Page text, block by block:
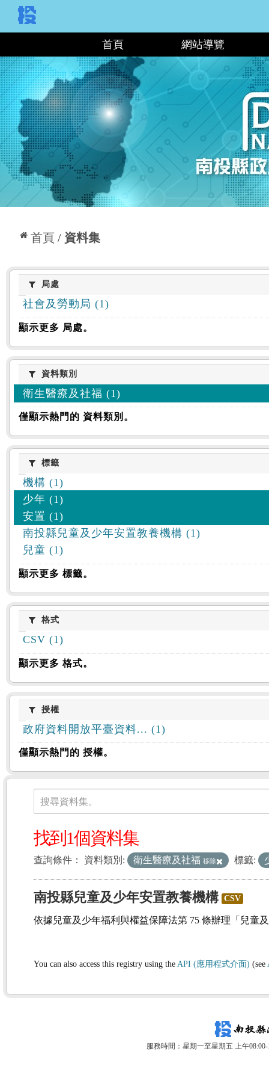
首頁 網站導覽
首頁 資料集
:::
局處局處
社會及勞動局 (1)
顯示更多 局處。
資料類別
資料類別
衛生醫療及社福 (1)
僅顯示熱門的 資料類別。
標籤標籤
機構 (1)
少年 (1)
安置 (1)
南投縣兒童及少年安置教養機構 (1)
兒童 (1)
顯示更多 標籤。
格式格式
CSV (1)
顯示更多 格式。
授權授權
政府資料開放平臺資料... (1)
僅顯示熱門的 授權。
資料集
搜尋資料集。
找到1個資料集
查詢條件： 資料類別: 衛生醫療及社福 移除 標籤:
南投縣兒童及少年安置教養機構 CSV
依據兒童及少年福利與權益保障法第 75 條辦理「兒童
You can also access this registry using the API (應用程式介面) (see
服務時間：星期一至星期五 上午